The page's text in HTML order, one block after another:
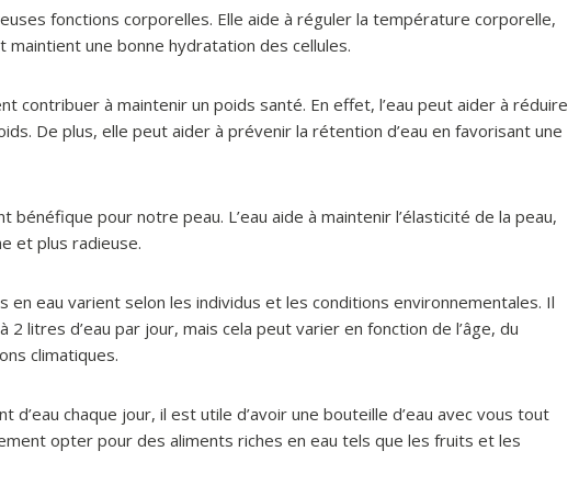
fonctions corporelles. Elle aide à réguler la température corporelle,
une bonne hydratation des cellules.
contribuer à maintenir un poids santé. En effet, l’eau peut aider à réduire
De plus, elle peut aider à prévenir la rétention d’eau en favorisant une
pour notre peau. L’eau aide à maintenir l’élasticité de la peau,
et plus radieuse.
eau varient selon les individus et les conditions environnementales. Il
litres d’eau par jour, mais cela peut varier en fonction de l’âge, du
climatiques.
chaque jour, il est utile d’avoir une bouteille d’eau avec vous tout
opter pour des aliments riches en eau tels que les fruits et les